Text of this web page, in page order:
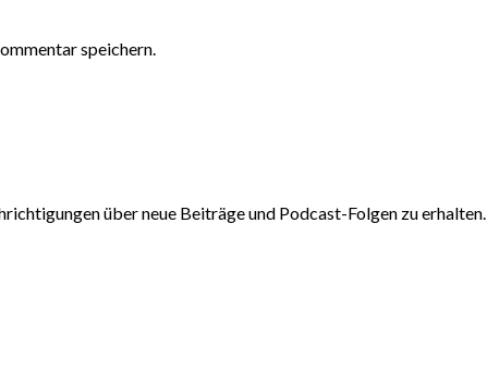
speichern.
über neue Beiträge und Podcast-Folgen zu erhalten.